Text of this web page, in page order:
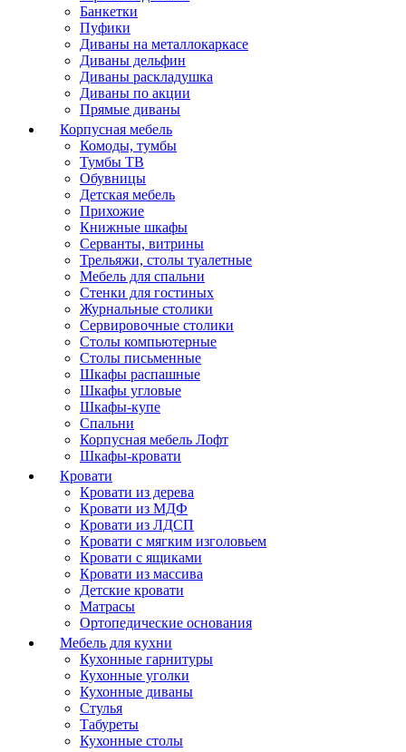
Банкетки
Пуфики
Диваны на металлокаркасе
Диваны дельфин
Диваны раскладушка
Диваны по акции
Прямые диваны
Корпусная мебель
Комоды, тумбы
Тумбы ТВ
Обувницы
Детская мебель
Прихожие
Книжные шкафы
Серванты, витрины
Трельяжи, столы туалетные
Мебель для спальни
Стенки для гостиных
Журнальные столики
Сервировочные столики
Столы компьютерные
Столы письменные
Шкафы распашные
Шкафы угловые
Шкафы-купе
Спальни
Корпусная мебель Лофт
Шкафы-кровати
Кровати
Кровати из дерева
Кровати из МДФ
Кровати из ЛДСП
Кровати с мягким изголовьем
Кровати с ящиками
Кровати из массива
Детские кровати
Матрасы
Ортопедические основания
Мебель для кухни
Кухонные гарнитуры
Кухонные уголки
Кухонные диваны
Стулья
Табуреты
Кухонные столы